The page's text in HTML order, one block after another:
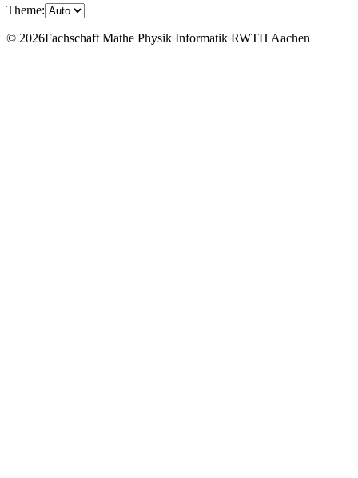
Theme:
© 2026Fachschaft Mathe Physik Informatik RWTH Aachen